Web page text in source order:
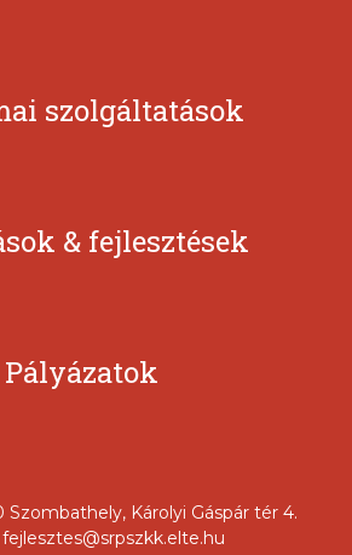
szolgáltatások
& fejlesztések
Pályázatok
Szombathely, Károlyi Gáspár tér 4.
fejlesztes@srpszkk.elte.hu